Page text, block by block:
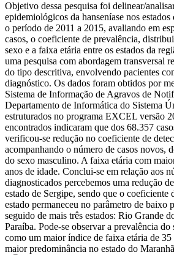
Objetivo dessa pesquisa foi delinear/
epidemiológicos da hanseníase nos
o período de 2011 a 2015, avaliando em
casos, o coeficiente de prevalência,
sexo e a faixa etária entre os estados da
uma pesquisa com abordagem transversal
do tipo descritiva, envolvendo pacientes
diagnóstico. Os dados foram obtidos por
Sistema de Informação de Agravos de
Departamento de Informática do Sistema
estruturados no programa EXCEL versão
encontrados indicaram que dos 68.357
verificou-se redução no coeficiente de
acompanhando o número de casos novos,
do sexo masculino. A faixa etária com
anos de idade. Conclui-se em relação aos
diagnosticados percebemos uma redução
estado de Sergipe, sendo que o coeficiente
estado permaneceu no parâmetro de baixo
seguido de mais três estados: Rio Grande
Paraíba. Pode-se observar a prevalência
como um maior índice de faixa etária de 35
maior predominância no estado do